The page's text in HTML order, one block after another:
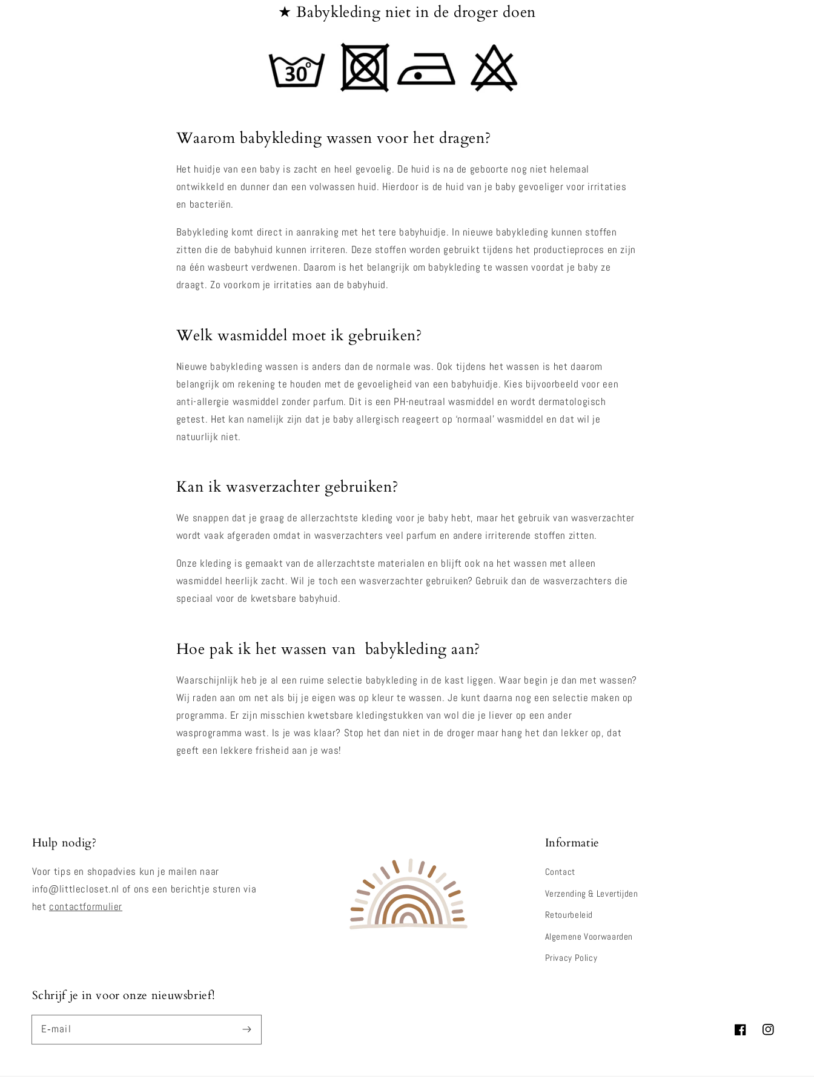
★ Babykleding niet in de droger doen
Waarom babykleding wassen voor het dragen?
Het huidje van een baby is zacht en heel gevoelig. De huid is na de geboorte nog niet helemaal
ontwikkeld en dunner dan een volwassen huid. Hierdoor is de huid van je baby gevoeliger voor irritaties
en bacteriën.
Babykleding komt direct in aanraking met het tere babyhuidje. In nieuwe babykleding kunnen stoffen
zitten die de babyhuid kunnen irriteren. Deze stoffen worden gebruikt tijdens het productieproces en zijn
na één wasbeurt verdwenen. Daarom is het belangrijk om babykleding te wassen voordat je baby ze
draagt. Zo voorkom je irritaties aan de babyhuid.
Welk wasmiddel moet ik gebruiken?
Nieuwe babykleding wassen is anders dan de normale was. Ook tijdens het wassen is het daarom
belangrijk om rekening te houden met de gevoeligheid van een babyhuidje. Kies bijvoorbeeld voor een
anti-allergie wasmiddel zonder parfum. Dit is een PH-neutraal wasmiddel en wordt dermatologisch
getest. Het kan namelijk zijn dat je baby allergisch reageert op ‘normaal’ wasmiddel en dat wil je
natuurlijk niet.
Kan ik wasverzachter gebruiken?
We snappen dat je graag de allerzachtste kleding voor je baby hebt, maar het gebruik van wasverzachter
wordt vaak afgeraden omdat in wasverzachters veel parfum en andere irriterende stoffen zitten.
Onze kleding is gemaakt van de allerzachtste materialen en blijft ook na het wassen met alleen
wasmiddel heerlijk zacht. Wil je toch een wasverzachter gebruiken? Gebruik dan de wasverzachters die
speciaal voor de kwetsbare babyhuid.
Hoe pak ik het wassen van babykleding aan?
Waarschijnlijk heb je al een ruime selectie babykleding in de kast liggen. Waar begin je dan met wassen?
Wij raden aan om net als bij je eigen was op kleur te wassen. Je kunt daarna nog een selectie maken op
programma. Er zijn misschien kwetsbare kledingstukken van wol die je liever op een ander
wasprogramma wast. Is je was klaar? Stop het dan niet in de droger maar hang het dan lekker op, dat
geeft een lekkere frisheid aan je was!
Hulp nodig?
Voor tips en shopadvies kun je mailen naar
info@littlecloset.nl of ons een berichtje sturen via
het contactformulier
Informatie
Contact
Verzending & Levertijden
Retourbeleid
Algemene Voorwaarden
Privacy Policy
Schrijf je in voor onze nieuwsbrief!
E‑mail
FacebookInstagram